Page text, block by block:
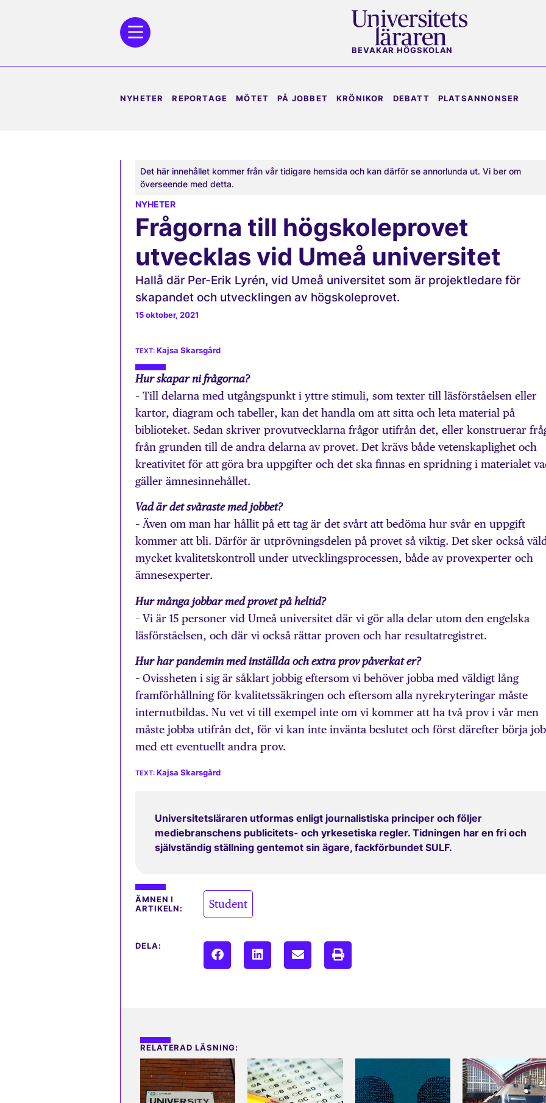
BEVAKAR HÖGSKOLAN
NYHETER REPORTAGE MÖTET PÅ JOBBET KRÖNIKOR DEBATT PLATSANNONSER
Det här innehållet kommer från vår tidigare hemsida och kan därför se annorlunda ut. Vi ber om
överseende med detta.
NYHETER
Frågorna till högskoleprovet
utvecklas vid Umeå universitet
Hallå där Per-Erik Lyrén, vid Umeå universitet som är projektledare för
skapandet och utvecklingen av högskoleprovet.
15 oktober, 2021
Kajsa Skarsgård
Hur skapar ni frågorna?
– Till delarna med utgångspunkt i yttre stimuli, som texter till läsförståelsen eller
kartor, diagram och tabeller, kan det handla om att sitta och leta material på
biblioteket. Sedan skriver provutvecklarna frågor utifrån det, eller konstruerar
från grunden till de andra delarna av provet. Det krävs både vetenskaplighet och
kreativitet för att göra bra uppgifter och det ska finnas en spridning i materialet
gäller ämnesinnehållet.
Vad är det svåraste med jobbet?
– Även om man har hållit på ett tag är det svårt att bedöma hur svår en uppgift
kommer att bli. Därför är utprövningsdelen på provet så viktig. Det sker också
mycket kvalitetskontroll under utvecklingsprocessen, både av provexperter och
ämnesexperter.
Hur många jobbar med provet på heltid?
– Vi är 15 personer vid Umeå universitet där vi gör alla delar utom den engelska
läsförståelsen, och där vi också rättar proven och har resultatregistret.
Hur har pandemin med inställda och extra prov påverkat er?
– Ovissheten i sig är såklart jobbig eftersom vi behöver jobba med väldigt lång
framförhållning för kvalitetssäkringen och eftersom alla nyrekryteringar måste
internutbildas. Nu vet vi till exempel inte om vi kommer att ha två prov i vår men
måste jobba utifrån det, för vi kan inte invänta beslutet och först därefter börja
med ett eventuellt andra prov.
Kajsa Skarsgård
Universitetsläraren utformas enligt journalistiska principer och följer
mediebranschens publicitets- och yrkesetiska regler. Tidningen har en fri och
självständig ställning gentemot sin ägare, fackförbundet SULF.
ÄMNEN I
ARTIKELN:
Student
DELA:
RELATERAD LÄSNING: